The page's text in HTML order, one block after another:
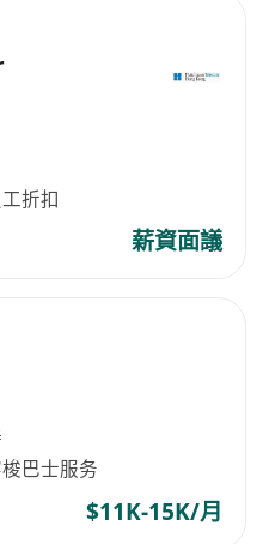
Group以6000万
Mckinley凭借其30
业声誉，在全球人才服
越期望的企业精神。
at 6 Lapp's
over three decades
in 1988, is
talent
Singapore, Ireland,
range of specialized
areas
sciences &
management,
& finance,
human resources,
折扣
薪資面議
巴士服务
$11K-15K/月